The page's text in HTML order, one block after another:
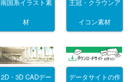
南国系イラスト素
材
王冠・クラウンア
イコン素材
2D・3D CADデー データサイトの作